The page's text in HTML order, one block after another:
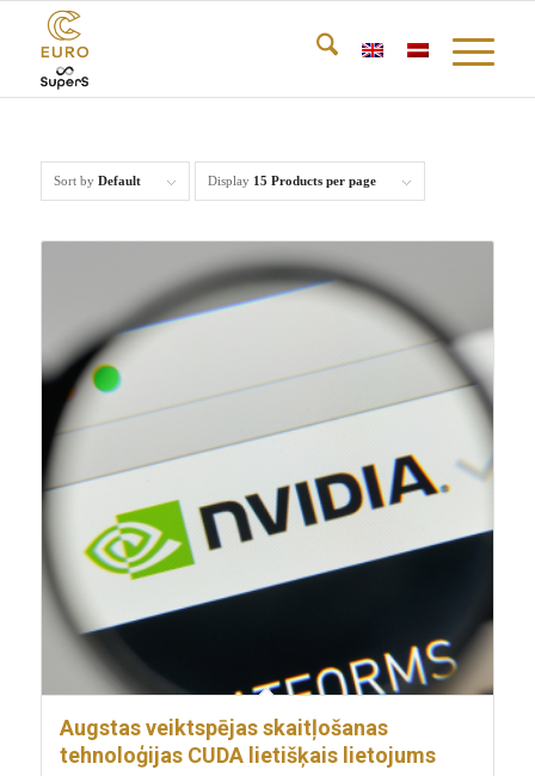
Sort by Default Display 15 Products per page
Augstas veiktspējas skaitļošanas
tehnoloģijas CUDA lietišķais lietojums